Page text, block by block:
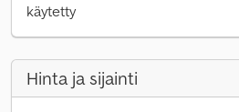
käytetty
Hinta ja sijainti